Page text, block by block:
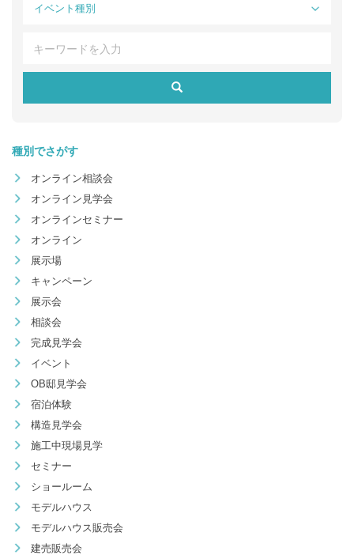
イベント種別
種別でさがす
オンライン相談会
オンライン見学会
オンラインセミナー
オンライン
展示場
キャンペーン
展示会
相談会
完成見学会
イベント
OB邸見学会
宿泊体験
構造見学会
施工中現場見学
セミナー
ショールーム
モデルハウス
モデルハウス販売会
建売販売会